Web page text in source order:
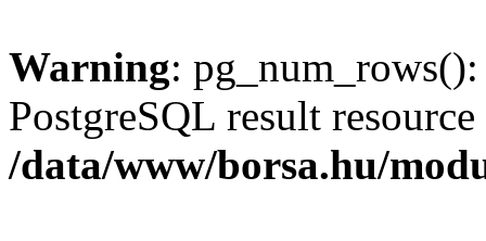
Warning:
PostgreSQL result
/data/www/borsa.hu/